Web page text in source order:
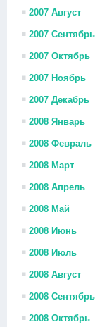
2007 Август
2007 Сентябрь
2007 Октябрь
2007 Ноябрь
2007 Декабрь
2008 Январь
2008 Февраль
2008 Март
2008 Апрель
2008 Май
2008 Июнь
2008 Июль
2008 Август
2008 Сентябрь
2008 Октябрь